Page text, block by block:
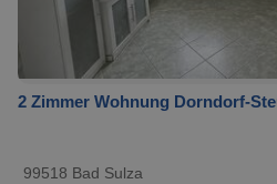
2 Zimmer Wohnung Dorndorf-
99518 Bad Sulza